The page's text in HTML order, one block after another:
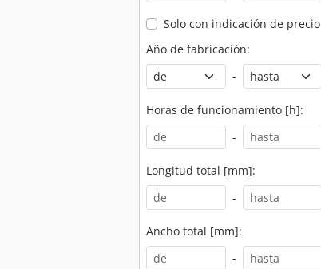
Solo con indicación de precio
Año de fabricación:
-
Horas de funcionamiento [h]:
-
Longitud total [mm]:
-
Ancho total [mm]:
-